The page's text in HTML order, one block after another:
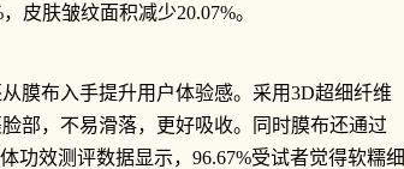
皮肤皱纹面积减少20.07%。
膜布入手提升用户体验感。采用3D超细纤维
部，不易滑落，更好吸收。同时膜布还通过
功效测评数据显示，96.67%受试者觉得软糯细